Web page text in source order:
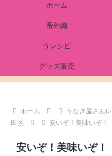
ホーム
番外編
うレシピ
グッズ販売
ホーム うなぎ屋さん
田区
安いぞ！美味いぞ
安いぞ！美味いぞ